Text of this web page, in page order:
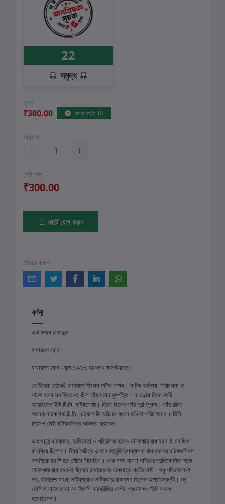
22
সমৃদ্ধ
মূল্য
₹300.00 ক্লাব পয়েন্ট: 10
পরিমাণ
মোট দাম
₹300.00
কার্টে যোগ করুন
শেয়ার করুন
বর্ণনা
এক ডজন একাঙ্ক
রাধারমণ ঘোষ
রাধারমণ ঘোষ : জন্ম ১৯৩৮, হাওড়ার সালকিয়াতে।
ছোটবেলা থেকেই রাধারমণ ছিলেন নাটক পাগল। নাটক অভিনয়, পরিচালনা ও
নাটক রচনা সব বিষয়ে-ই ছিল তাঁর সমান বুৎপত্তি। হাওড়ায় নিজে তৈরি
করেছিলেন ইউ.টি.সি. নাট্যগোষ্ঠি। নিজে ছিলেন তাঁর প্রাণপুরুষ। তাঁর রচিত
অনেক নাটক ইউ.টি.সি. নাট্যগোষ্ঠি অভিনয় করেন তাঁর-ই পরিচালনায়। তিনি
নিজেও সেই নাটকগুলিতে অভিনয় করতেন।
একাধারে নাটককার, অভিনেতা ও পরিচালক হলেও নাটককার রাধারমণ-ই সর্বাধিক
জনপ্রিয় ছিলেন। বিষয় বৈচিত্র ও তার বহুমুখি উপস্থাপনা রাধারমণের নাটকগুলিকে
জনপ্রিয়তার শিখরে পৌছে দিয়েছিল। এক সময় বাংলা নাটকের প্রতিযোগিতা মঞ্চে
নাটককার রাধারমণ-ই ছিলেন রাধারমণের একমাত্র প্রতিযোগী। শুধু পশ্চিমবঙ্গে-ই
নয়, বহির্বঙ্গের বাংলা নাট্যমঞ্চেও নাটককার রাধারমণ ছিলেন অপ্রতিদ্বন্ধী। শুধু
মৌলিক নাটক রচনা নয় বিদেশি নাট্যরীতির দেশীয় প্রয়োগেও তিনি সফল
হয়েছিলেন।